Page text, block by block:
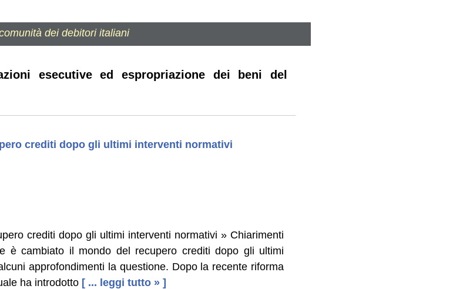
dei debitori italiani
esecutive ed espropriazione dei beni del
crediti dopo gli ultimi interventi normativi
crediti dopo gli ultimi interventi normativi » Chiarimenti
è cambiato il mondo del recupero crediti dopo gli ultimi
approfondimenti la questione. Dopo la recente riforma
ha introdotto [ ... leggi tutto » ]